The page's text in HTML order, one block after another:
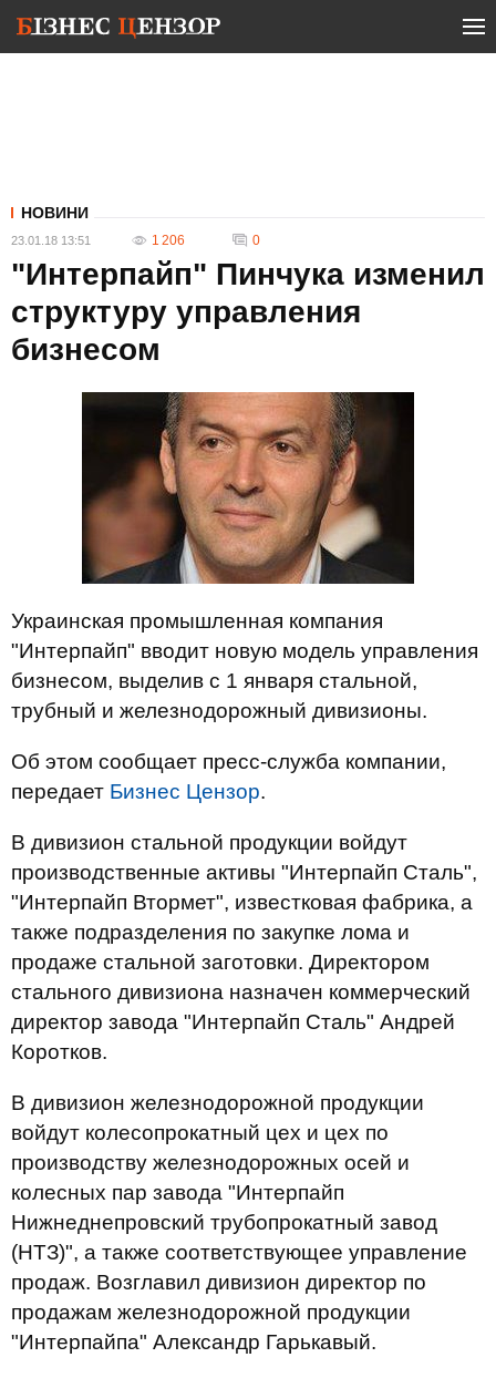
НОВИНИ
23.01.18 13:51 1 206 0
"Интерпайп" Пинчука изменил
структуру управления
бизнесом
Украинская промышленная компания
"Интерпайп" вводит новую модель управления
бизнесом, выделив с 1 января стальной,
трубный и железнодорожный дивизионы.
Об этом сообщает пресс-служба компании,
передает Бизнес Цензор.
В дивизион стальной продукции войдут
производственные активы "Интерпайп Сталь",
"Интерпайп Втормет", известковая фабрика, а
также подразделения по закупке лома и
продаже стальной заготовки. Директором
стального дивизиона назначен коммерческий
директор завода "Интерпайп Сталь" Андрей
Коротков.
В дивизион железнодорожной продукции
войдут колесопрокатный цех и цех по
производству железнодорожных осей и
колесных пар завода "Интерпайп
Нижнеднепровский трубопрокатный завод
(НТЗ)", а также соответствующее управление
продаж. Возглавил дивизион директор по
продажам железнодорожной продукции
"Интерпайпа" Александр Гарькавый.